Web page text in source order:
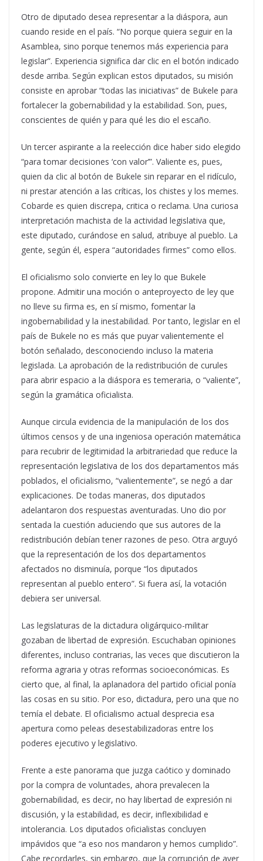
Otro de diputado desea representar a la diáspora, aun
cuando reside en el país. “No porque quiera seguir en la
Asamblea, sino porque tenemos más experiencia para
legislar”. Experiencia significa dar clic en el botón indicado
desde arriba. Según explican estos diputados, su misión
consiste en aprobar “todas las iniciativas” de Bukele para
fortalecer la gobernabilidad y la estabilidad. Son, pues,
conscientes de quién y para qué les dio el escaño.
Un tercer aspirante a la reelección dice haber sido elegido
“para tomar decisiones ‘con valor’”. Valiente es, pues,
quien da clic al botón de Bukele sin reparar en el ridículo,
ni prestar atención a las críticas, los chistes y los memes.
Cobarde es quien discrepa, critica o reclama. Una curiosa
interpretación machista de la actividad legislativa que,
este diputado, curándose en salud, atribuye al pueblo. La
gente, según él, espera “autoridades firmes” como ellos.
El oficialismo solo convierte en ley lo que Bukele
propone. Admitir una moción o anteproyecto de ley que
no lleve su firma es, en sí mismo, fomentar la
ingobernabilidad y la inestabilidad. Por tanto, legislar en el
país de Bukele no es más que puyar valientemente el
botón señalado, desconociendo incluso la materia
legislada. La aprobación de la redistribución de curules
para abrir espacio a la diáspora es temeraria, o “valiente”,
según la gramática oficialista.
Aunque circula evidencia de la manipulación de los dos
últimos censos y de una ingeniosa operación matemática
para recubrir de legitimidad la arbitrariedad que reduce la
representación legislativa de los dos departamentos más
poblados, el oficialismo, “valientemente”, se negó a dar
explicaciones. De todas maneras, dos diputados
adelantaron dos respuestas aventuradas. Uno dio por
sentada la cuestión aduciendo que sus autores de la
redistribución debían tener razones de peso. Otra arguyó
que la representación de los dos departamentos
afectados no disminuía, porque “los diputados
representan al pueblo entero”. Si fuera así, la votación
debiera ser universal.
Las legislaturas de la dictadura oligárquico-militar
gozaban de libertad de expresión. Escuchaban opiniones
diferentes, incluso contrarias, las veces que discutieron la
reforma agraria y otras reformas socioeconómicas. Es
cierto que, al final, la aplanadora del partido oficial ponía
las cosas en su sitio. Por eso, dictadura, pero una que no
temía el debate. El oficialismo actual desprecia esa
apertura como peleas desestabilizadoras entre los
poderes ejecutivo y legislativo.
Frente a este panorama que juzga caótico y dominado
por la compra de voluntades, ahora prevalecen la
gobernabilidad, es decir, no hay libertad de expresión ni
discusión, y la estabilidad, es decir, inflexibilidad e
intolerancia. Los diputados oficialistas concluyen
impávidos que “a eso nos mandaron y hemos cumplido”.
Cabe recordarles, sin embargo, que la corrupción de ayer